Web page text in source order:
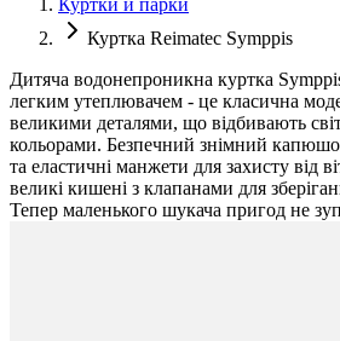
Куртки й парки
Куртка Reimatec Symppis
Дитяча водонепроникна куртка
легким утеплювачем - це класична
великими деталями, що відбивають
кольорами. Безпечний знімний
та еластичні манжети для захисту від
великі кишені з клапанами для
Тепер маленького шукача пригод не